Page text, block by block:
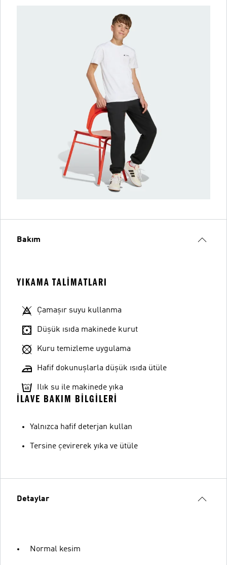
Bakım
YIKAMA TALIMATLARI
Çamaşır suyu kullanma
Düşük ısıda makinede kurut
Kuru temizleme uygulama
Hafif dokunuşlarla düşük ısıda ütüle
Ilık su ile makinede yıka
İLAVE BAKIM BILGILERI
Yalnızca hafif deterjan kullan
Tersine çevirerek yıka ve ütüle
Detaylar
Normal kesim